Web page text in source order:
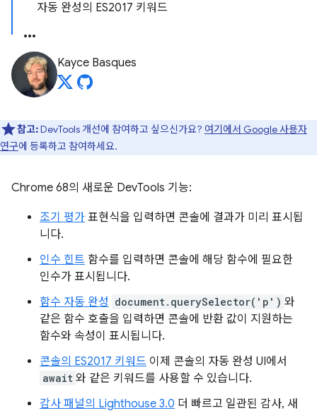
자동 완성의 ES2017 키워드
Kayce Basques
참고:DevTools 개선에 참여하고 싶으신가요? 여기에서 Google 사용자
연구에 등록하고 참여하세요.
Chrome 68의 새로운 DevTools 기능:
조기 평가 표현식을 입력하면 콘솔에 결과가 미리 표시됩
니다.
인수 힌트 함수를 입력하면 콘솔에 해당 함수에 필요한
인수가 표시됩니다.
함수 자동 완성 document.querySelector('p') 와
같은 함수 호출을 입력하면 콘솔에 반환 값이 지원하는
함수와 속성이 표시됩니다.
콘솔의 ES2017 키워드 이제 콘솔의 자동 완성 UI에서
await 와 같은 키워드를 사용할 수 있습니다.
감사 패널의 Lighthouse 3.0 더 빠르고 일관된 감사, 새